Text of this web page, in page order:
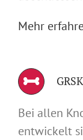
Mehr
Bei allen
entwickelt